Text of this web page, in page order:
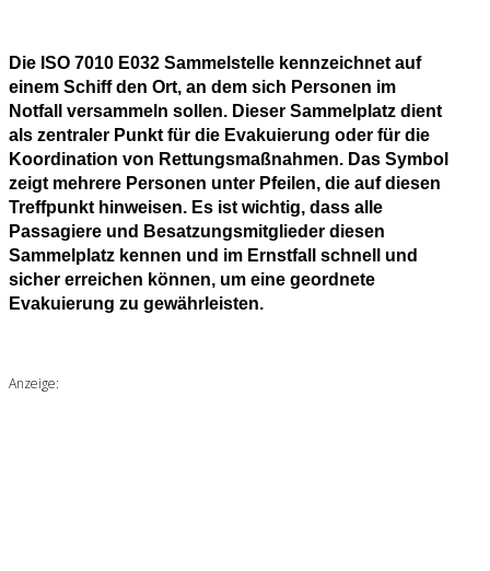
Die ISO 7010 E032 Sammelstelle kennzeichnet auf
einem Schiff den Ort, an dem sich Personen im
Notfall versammeln sollen. Dieser Sammelplatz dient
als zentraler Punkt für die Evakuierung oder für die
Koordination von Rettungsmaßnahmen. Das Symbol
zeigt mehrere Personen unter Pfeilen, die auf diesen
Treffpunkt hinweisen. Es ist wichtig, dass alle
Passagiere und Besatzungsmitglieder diesen
Sammelplatz kennen und im Ernstfall schnell und
sicher erreichen können, um eine geordnete
Evakuierung zu gewährleisten.
Anzeige: